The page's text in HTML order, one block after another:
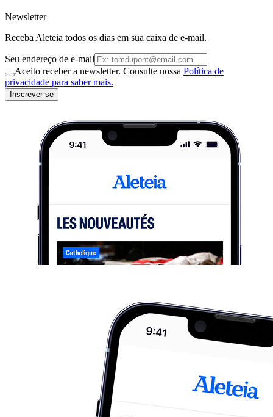
Newsletter
Receba Aleteia todos os dias em sua caixa de e-mail.
Seu endereço de e-mail
Aceito receber a newsletter. Consulte nossa Política de
privacidade para saber mais.
Inscrever-se